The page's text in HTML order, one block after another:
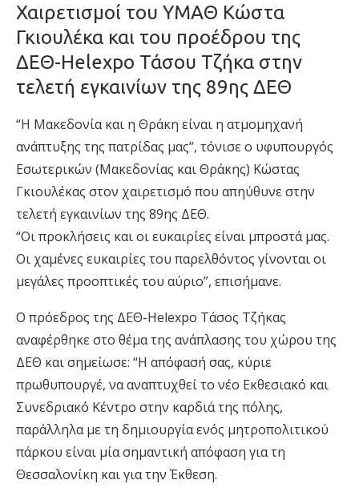
Χαιρετισμοί του ΥΜΑΘ Κώστα
Γκιουλέκα και του προέδρου της
ΔΕΘ-Helexpo Τάσου Τζήκα στην
τελετή εγκαινίων της 89ης ΔΕΘ
“Η Μακεδονία και η Θράκη είναι η ατμομηχανή
ανάπτυξης της πατρίδας μας”, τόνισε ο υφυπουργός
Εσωτερικών (Μακεδονίας και Θράκης) Κώστας
Γκιουλέκας στον χαιρετισμό που απηύθυνε στην
τελετή εγκαινίων της 89ης ΔΕΘ.
“Οι προκλήσεις και οι ευκαιρίες είναι μπροστά μας.
Οι χαμένες ευκαιρίες του παρελθόντος γίνονται οι
μεγάλες προοπτικές του αύριο”, επισήμανε.
Ο πρόεδρος της ΔΕΘ-Helexpo Τάσος Τζήκας
αναφέρθηκε στο θέμα της ανάπλασης του χώρου της
ΔΕΘ και σημείωσε: “Η απόφασή σας, κύριε
πρωθυπουργέ, να αναπτυχθεί το νέο Εκθεσιακό και
Συνεδριακό Κέντρο στην καρδιά της πόλης,
παράλληλα με τη δημιουργία ενός μητροπολιτικού
πάρκου είναι μία σημαντική απόφαση για τη
Θεσσαλονίκη και για την Έκθεση.